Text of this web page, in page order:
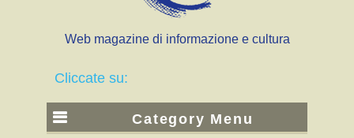
Web magazine di informazione e cultura
Cliccate su:
Category Menu